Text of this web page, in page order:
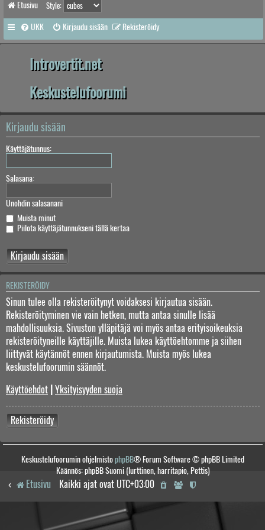
Etusivu Style:
UKK Kirjaudu sisään Rekisteröidy
Introvertit.net
Keskustelufoorumi
Kirjaudu sisään
Käyttäjätunnus:
Salasana:
Unohdin salasanani
Muista minut
Piilota käyttäjätunnukseni tällä kertaa
REKISTERÖIDY
Sinun tulee olla rekisteröitynyt voidaksesi kirjautua sisään.
Rekisteröityminen vie vain hetken, mutta antaa sinulle lisää
mahdollisuuksia. Sivuston ylläpitäjä voi myös antaa erityisoikeuksia
rekisteröityneille käyttäjille. Muista lukea käyttöehtomme ja siihen
liittyvät käytännöt ennen kirjautumista. Muista myös lukea
keskustelufoorumin säännöt.
Käyttöehdot Yksityisyyden suoja
Rekisteröidy
Keskustelufoorumin ohjelmistophpBB® Forum Software © phpBB Limited
Käännös: phpBB Suomi (lurttinen, harritapio, Pettis)
Etusivu Kaikki ajat ovat UTC+03:00